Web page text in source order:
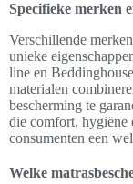
Specifieke merken
Verschillende
unieke
line en
materialen
bescherming te
die comfort, hygiëne
consumenten een
Welke